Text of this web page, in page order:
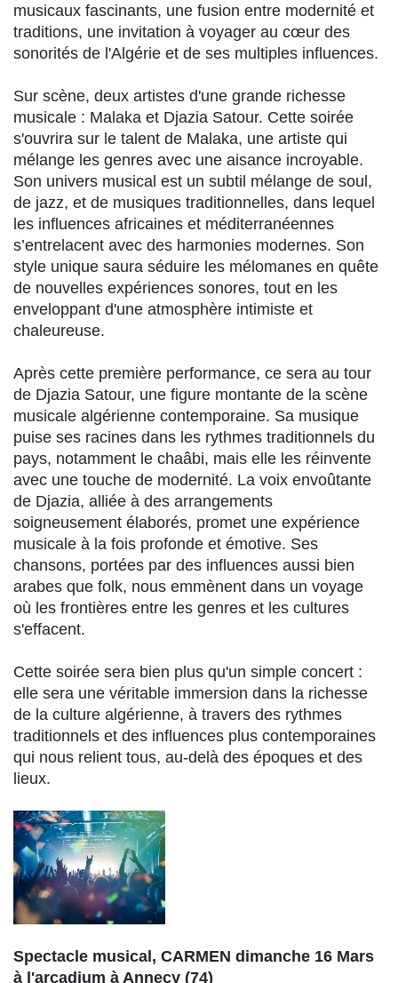
musicaux fascinants, une fusion entre modernité et
traditions, une invitation à voyager au cœur des
sonorités de l'Algérie et de ses multiples influences.
Sur scène, deux artistes d'une grande richesse
musicale : Malaka et Djazia Satour. Cette soirée
s'ouvrira sur le talent de Malaka, une artiste qui
mélange les genres avec une aisance incroyable.
Son univers musical est un subtil mélange de soul,
de jazz, et de musiques traditionnelles, dans lequel
les influences africaines et méditerranéennes
s’entrelacent avec des harmonies modernes. Son
style unique saura séduire les mélomanes en quête
de nouvelles expériences sonores, tout en les
enveloppant d'une atmosphère intimiste et
chaleureuse.
Après cette première performance, ce sera au tour
de Djazia Satour, une figure montante de la scène
musicale algérienne contemporaine. Sa musique
puise ses racines dans les rythmes traditionnels du
pays, notamment le chaâbi, mais elle les réinvente
avec une touche de modernité. La voix envoûtante
de Djazia, alliée à des arrangements
soigneusement élaborés, promet une expérience
musicale à la fois profonde et émotive. Ses
chansons, portées par des influences aussi bien
arabes que folk, nous emmènent dans un voyage
où les frontières entre les genres et les cultures
s'effacent.
Cette soirée sera bien plus qu'un simple concert :
elle sera une véritable immersion dans la richesse
de la culture algérienne, à travers des rythmes
traditionnels et des influences plus contemporaines
qui nous relient tous, au-delà des époques et des
lieux.
Spectacle musical, CARMEN dimanche 16 Mars
à l'arcadium à Annecy (74)